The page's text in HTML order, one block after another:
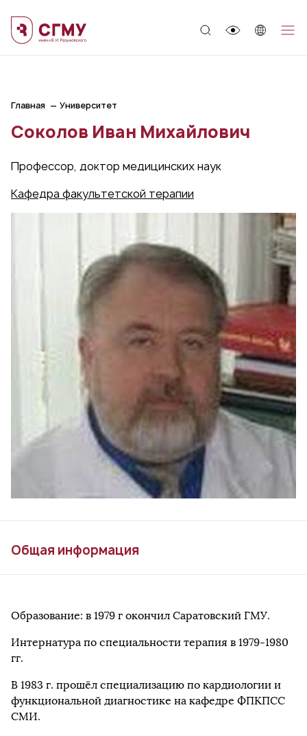
Главная Университет
Соколов Иван Михайлович
Профессор, доктор медицинских наук
Кафедра факультетской терапии
Общая информация
Образование: в 1979 г окончил Саратовский ГМУ.
Интернатура по специальности терапия в 1979-1980
гг.
В 1983 г. прошёл специализацию по кардиологии и
функциональной диагностике на кафедре ФПКПСС
СМИ.